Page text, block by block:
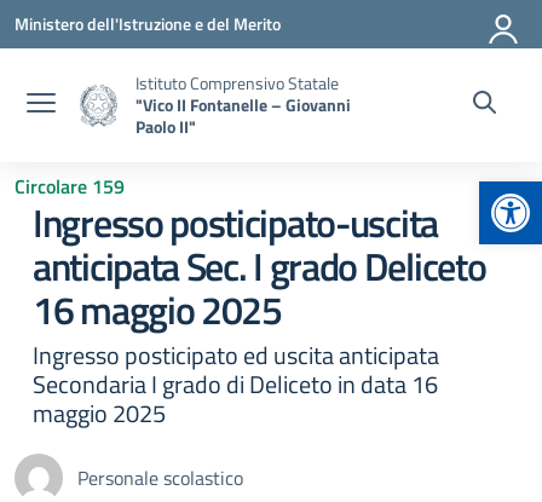
Vai ai contenuti
Vai al menu di navigazione
Vai al footer
Ministero dell'Istruzione e del Merito
Istituto Comprensivo Statale
"Vico II Fontanelle – Giovanni
Paolo II"
Circolare 159
Ingresso posticipato-uscita
anticipata Sec. I grado Deliceto
16 maggio 2025
Ingresso posticipato ed uscita anticipata
Secondaria I grado di Deliceto in data 16
maggio 2025
Personale scolastico